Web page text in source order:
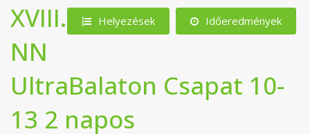
Helyezések Időeredmények
XVIII.
NN
UltraBalaton Csapat 10-
13 2 napos